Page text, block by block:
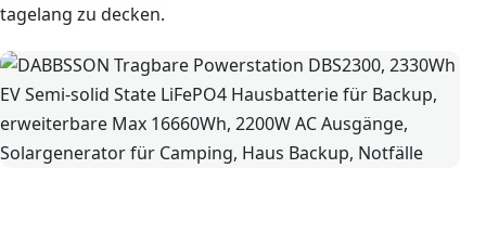
tagelang zu decken.